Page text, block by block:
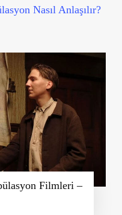
Nasıl Anlaşılır?
Filmleri –